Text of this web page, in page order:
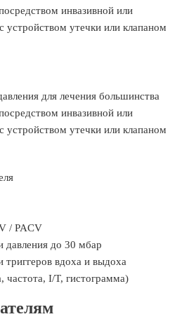
инвазивной или
устройством утечки или клапаном
для лечения большинства
инвазивной или
устройством утечки или клапаном
/ PACV
давления до 30 мбар
вдоха и выдоха
I/T, гистограмма)